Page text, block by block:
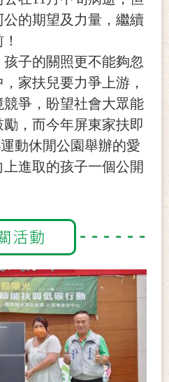
的期望及力量，繼續
子的關照更不能夠忽
家扶兒要力爭上游，
爭，盼望社會大眾能
，而今年屏東家扶即
動休閒公園舉辦的愛
進取的孩子一個公開
活動